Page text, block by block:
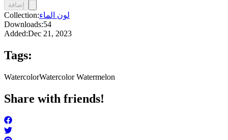
إضافة
Collection:لون الماء
Downloads:54
Added:Dec 21, 2023
Tags:
WatercolorWatercolor Watermelon
Share with friends!